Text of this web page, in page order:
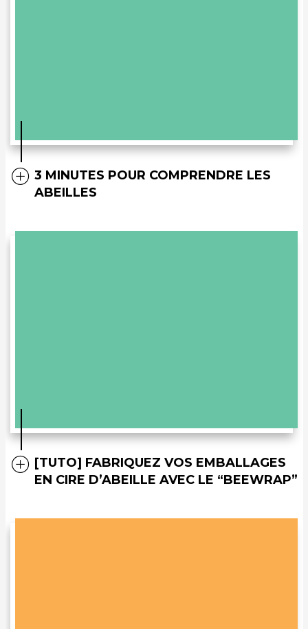
3 MINUTES POUR COMPRENDRE LES
ABEILLES
[TUTO] FABRIQUEZ VOS EMBALLAGES
EN CIRE D’ABEILLE AVEC LE “BEEWRAP”